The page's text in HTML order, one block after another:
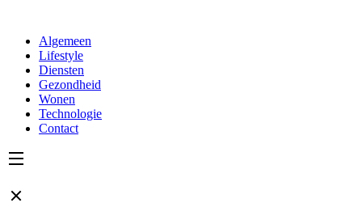
Algemeen
Lifestyle
Diensten
Gezondheid
Wonen
Technologie
Contact